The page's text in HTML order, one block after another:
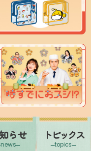
らせ
news
トピックス
topics